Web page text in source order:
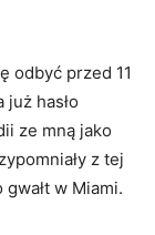
odbyć przed 11
hasło
ze mną jako
z tej
w Miami.